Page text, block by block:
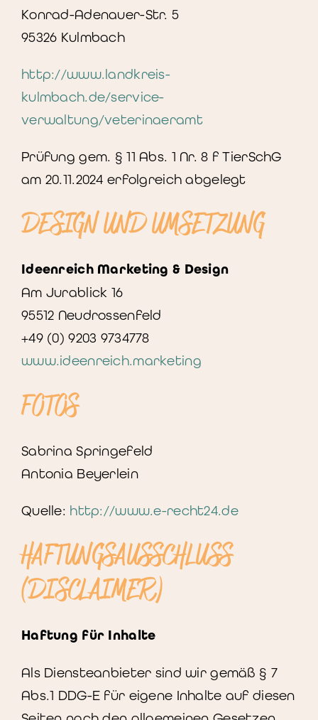
Konrad-Adenauer-Str. 5
95326 Kulmbach
http://www.landkreis-
kulmbach.de/service-
verwaltung/veterinaeramt
Prüfung gem. § 11 Abs. 1 Nr. 8 f TierSchG
am 20.11.2024 erfolgreich abgelegt
DESIGN UND UMSETZUNG
Ideenreich Marketing & Design
Am Jurablick 16
95512 Neudrossenfeld
+49 (0) 9203 9734778
www.ideenreich.marketing
FOTOS
Sabrina Springefeld
Antonia Beyerlein
Quelle: http://www.e-recht24.de
HAFTUNGSAUSSCHLUSS
(DISCLAIMER)
Haftung für Inhalte
Als Diensteanbieter sind wir gemäß § 7
Abs.1 DDG-E für eigene Inhalte auf diesen